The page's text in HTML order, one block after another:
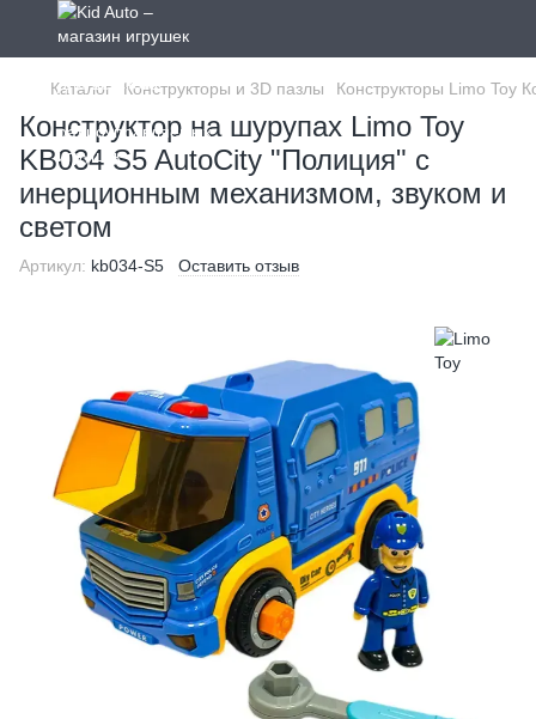
Каталог Конструкторы и 3D пазлы Конструкторы Limo Toy
Конструктор на шурупах Limo Toy
KB034 S5 AutoCity "Полиция" с
инерционным механизмом, звуком и
светом
Артикул: kb034-S5 Оставить отзыв